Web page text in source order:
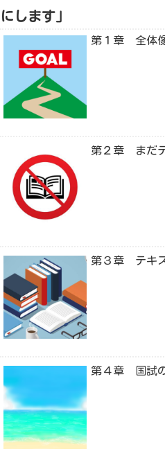
にします」
第１章 全体
第２章 まだ
第３章 テキ
第４章 国試